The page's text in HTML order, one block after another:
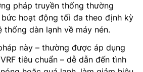
pháp truyền thống thường
hoạt động tối đa theo định kỳ
thống dàn lạnh về máy nén.
này – thường được áp dụng
tiêu chuẩn – dễ dẫn đến tình